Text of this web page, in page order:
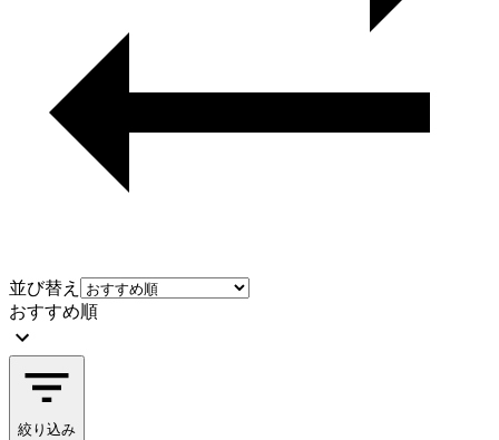
並び替え
おすすめ順
絞り込み